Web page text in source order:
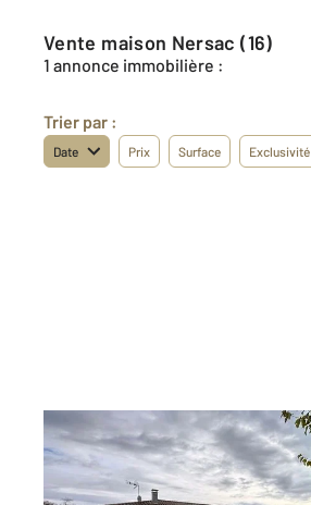
Vente maison Nersac (16)
1 annonce immobilière :
Trier par :
Date Prix Surface Exclusivité
NERSAC 16
96 m
, 5 pièces
Ref : 7822